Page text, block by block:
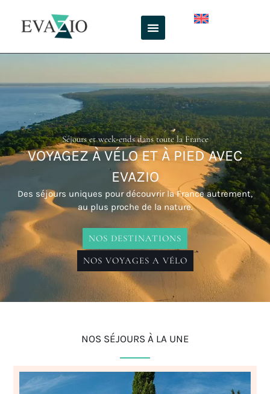
contenu
Séjours et week-ends dans toute la France
VOYAGEZ À VÉLO ET À PIED AVEC
EVAZIO
Des séjours uniques pour découvrir la France autrement,
au plus proche de la nature.
NOS DESTINATIONS
NOS VOYAGES A VÉLO
NOS SÉJOURS À LA UNE